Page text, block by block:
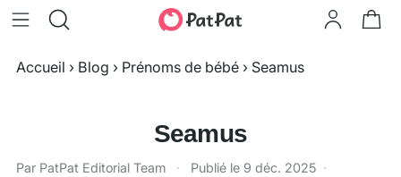
Accueil › Blog › Prénoms de bébé › Seamus
Seamus
Par PatPat Editorial Team · Publié le 9 déc. 2025 ·